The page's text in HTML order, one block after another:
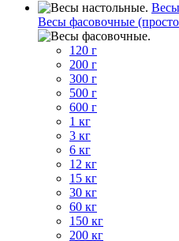
Весы фасовочные
120 г
200 г
300 г
500 г
600 г
1 кг
3 кг
6 кг
12 кг
15 кг
30 кг
60 кг
150 кг
200 кг